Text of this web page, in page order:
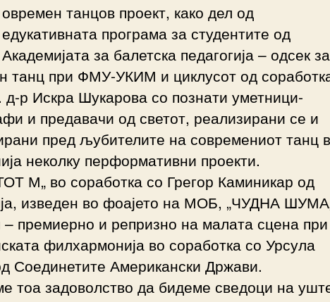
овремен танцов проект, како дел од
едукативната програма за студентите од
Академијата за балетска педагогија – одсек за
танц при ФМУ-УКИМ и циклусот од
р Искра Шукарова со познати уметници-
и предавачи од светот, реализирани се и
пред љубителите на современиот танц
неколку перформативни проекти.
М„ во соработка со Грегор Каминикар од
изведен во фоајето на МОБ, „ЧУДНА
– премиерно и репризно на малата сцена при
филхармонија во соработка со Урсула
Соединетите Американски Држави.
тоа задоволство да бидеме сведоци на